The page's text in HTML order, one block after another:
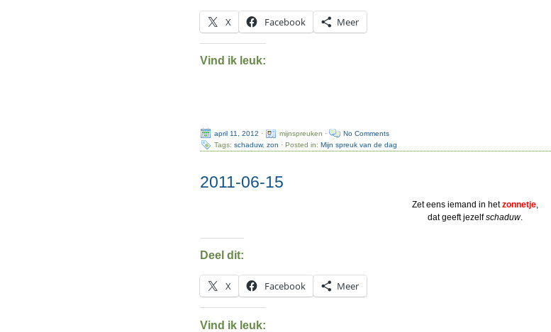
X Facebook Meer
Vind ik leuk:
april 11, 2012 · mijnspreuken ·
No Comments
Tags:schaduw,zon · Posted in:Mijn spreuk van de dag
2011-06-15
Zet eens iemand in hetzonnetje,
dat geeft jezelfschaduw.
Deel dit:
X Facebook Meer
Vind ik leuk: